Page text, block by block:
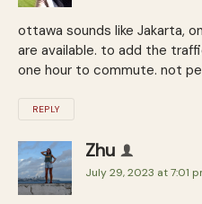
ottawa sounds like Jakarta,
are available. to add the
one hour to commute. not
REPLY
Zhu
July 29, 2023 at 7:01